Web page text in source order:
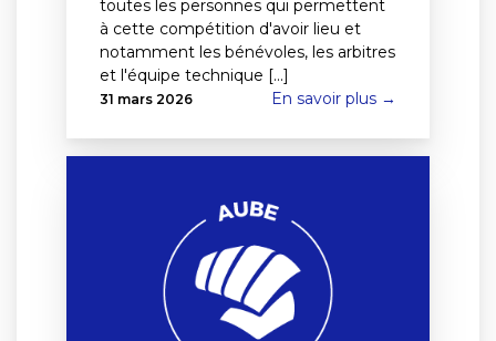
toutes les personnes qui permettent
à cette compétition d'avoir lieu et
notamment les bénévoles, les arbitres
et l'équipe technique [...]
31 mars 2026 En savoir plus →